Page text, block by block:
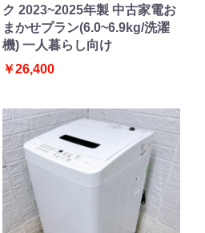
ク 2023~2025年製 中古家電お
まかせプラン(6.0~6.9kg/洗濯
機) 一人暮らし向け
￥26,400